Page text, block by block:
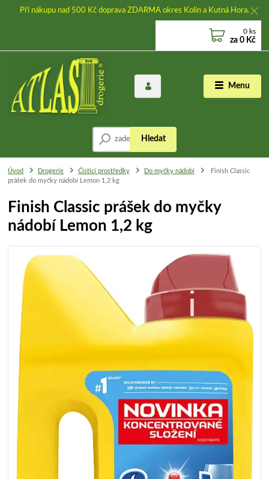
Při nákupu nad 500 Kč doprava ZDARMA okres Kolín a Kutná Hora.
Menu
Hledat
0 ks
za 0 Kč
Úvod Drogerie Čistící prostředky Do myčky nádobí
Finish Classic
prášek do myčky nádobí Lemon 1,2 kg
Finish Classic prášek do myčky
nádobí Lemon 1,2 kg